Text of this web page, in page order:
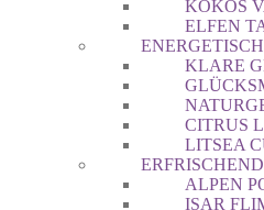
KOKOS
ELFEN
KLARE
CITRUS
LITSEA
ALPEN
ISAR